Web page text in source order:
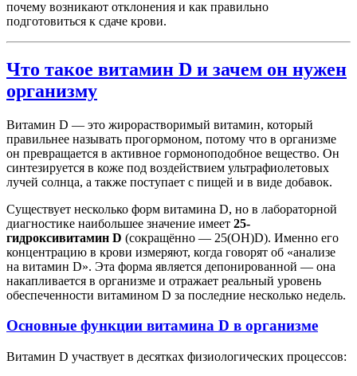
почему возникают отклонения и как правильно
подготовиться к сдаче крови.
Что такое витамин D и зачем он нужен
организму
Витамин D — это жирорастворимый витамин, который
правильнее называть прогормоном, потому что в организме
он превращается в активное гормоноподобное вещество. Он
синтезируется в коже под воздействием ультрафиолетовых
лучей солнца, а также поступает с пищей и в виде добавок.
Существует несколько форм витамина D, но в лабораторной
диагностике наибольшее значение имеет 25-
гидроксивитамин D (сокращённо — 25(OH)D). Именно его
концентрацию в крови измеряют, когда говорят об «анализе
на витамин D». Эта форма является депонированной — она
накапливается в организме и отражает реальный уровень
обеспеченности витамином D за последние несколько недель.
Основные функции витамина D в организме
Витамин D участвует в десятках физиологических процессов: